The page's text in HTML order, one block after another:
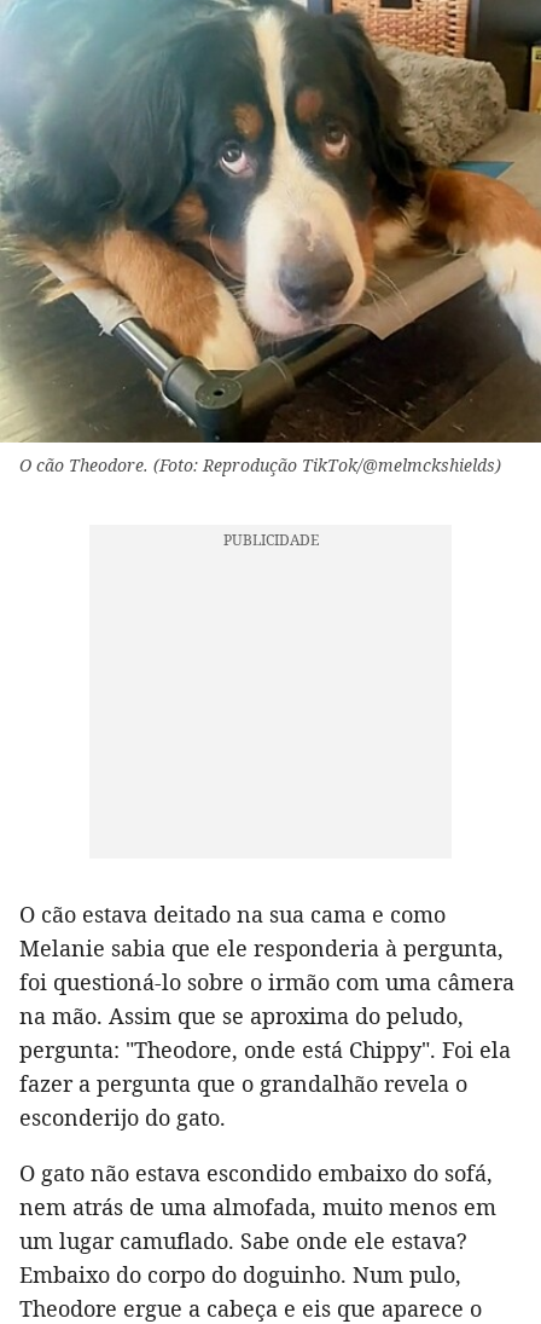
O cão Theodore. (Foto: Reprodução TikTok/@melmckshields)
O cão estava deitado na sua cama e como
Melanie sabia que ele responderia à pergunta,
foi questioná-lo sobre o irmão com uma câmera
na mão. Assim que se aproxima do peludo,
pergunta: "Theodore, onde está Chippy". Foi ela
fazer a pergunta que o grandalhão revela o
esconderijo do gato.
O gato não estava escondido embaixo do sofá,
nem atrás de uma almofada, muito menos em
um lugar camuflado. Sabe onde ele estava?
Embaixo do corpo do doguinho. Num pulo,
Theodore ergue a cabeça e eis que aparece o